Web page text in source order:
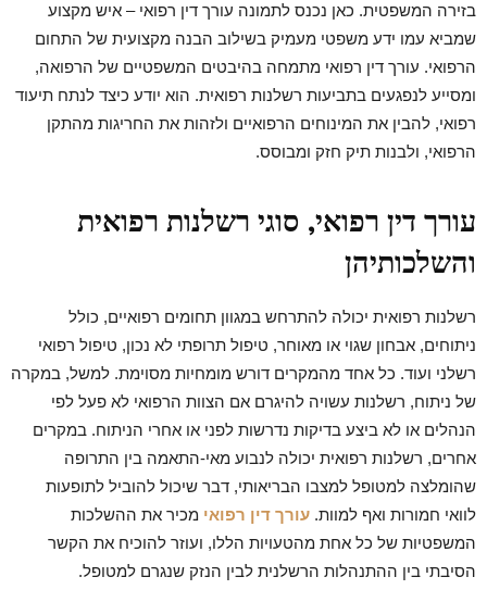
בזירה המשפטית. כאן נכנס לתמונה עורך דין רפואי – איש מקצוע
שמביא עמו ידע משפטי מעמיק בשילוב הבנה מקצועית של התחום
הרפואי. עורך דין רפואי מתמחה בהיבטים המשפטיים של הרפואה,
ומסייע לנפגעים בתביעות רשלנות רפואית. הוא יודע כיצד לנתח תיעוד
רפואי, להבין את המינוחים הרפואיים ולזהות את החריגות מהתקן
הרפואי, ולבנות תיק חזק ומבוסס.
עורך דין רפואי, סוגי רשלנות רפואית
והשלכותיהן
רשלנות רפואית יכולה להתרחש במגוון תחומים רפואיים, כולל
ניתוחים, אבחון שגוי או מאוחר, טיפול תרופתי לא נכון, טיפול רפואי
רשלני ועוד. כל אחד מהמקרים דורש מומחיות מסוימת. למשל, במקרה
של ניתוח, רשלנות עשויה להיגרם אם הצוות הרפואי לא פעל לפי
הנהלים או לא ביצע בדיקות נדרשות לפני או אחרי הניתוח. במקרים
אחרים, רשלנות רפואית יכולה לנבוע מאי-התאמה בין התרופה
שהומלצה למטופל למצבו הבריאותי, דבר שיכול להוביל לתופעות
לוואי חמורות ואף למוות. עורך דין רפואי מכיר את ההשלכות
המשפטיות של כל אחת מהטעויות הללו, ועוזר להוכיח את הקשר
הסיבתי בין ההתנהלות הרשלנית לבין הנזק שנגרם למטופל.